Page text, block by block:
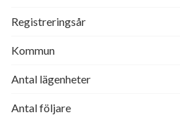
Registreringsår
Kommun
Antal lägenheter
Antal följare